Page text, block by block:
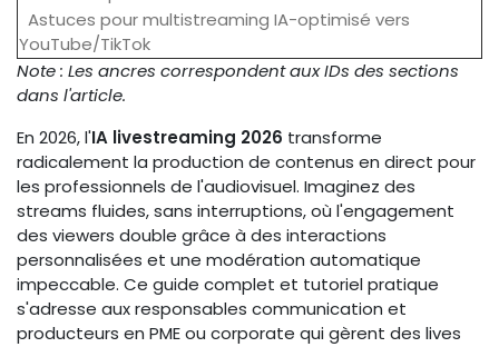
Astuces pour multistreaming IA-optimisé vers
YouTube/TikTok
Note : Les ancres correspondent aux IDs des sections
dans l'article.
En 2026, l'IA livestreaming 2026 transforme
radicalement la production de contenus en direct pour
les professionnels de l'audiovisuel. Imaginez des
streams fluides, sans interruptions, où l'engagement
des viewers double grâce à des interactions
personnalisées et une modération automatique
impeccable. Ce guide complet et tutoriel pratique
s'adresse aux responsables communication et
producteurs en PME ou corporate qui gèrent des lives